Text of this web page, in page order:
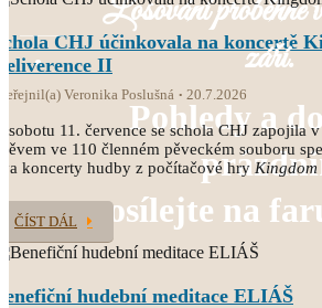
Losování proběhne
září.
Pohledy a
posílejte na
CHJ účinkovala na koncertě
II
Veronika Poslušná 20.7.2026
sobotu 11. července se schola CHJ zapojila
ve 110 členném pěveckém souboru
koncerty hudby z počítačové hry Kingdom
ČÍST DÁL
hudební meditace ELIÁŠ